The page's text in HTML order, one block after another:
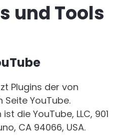
und Tools
Plugins der von
YouTube.
die YouTube, LLC, 901
CA 94066, USA.